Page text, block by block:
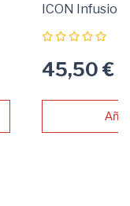
ICON Infusion
45,50 €